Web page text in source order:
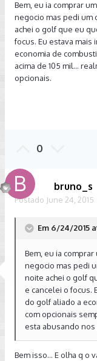
Bem, eu ia comprar
negocio mas pedi um
achei o golf que eu
focus. Eu estava
economia de
acima de 105 mil...
opcionais.
0
bruno_s
Postado June 24, 2015
Em 6/24/2015
Bem, eu ia
negocio mas pedi
noite achei o golf
e cancelei o focus.
do golf aliado a
com opcionais
esta abusando
Bem isso... E olha q o